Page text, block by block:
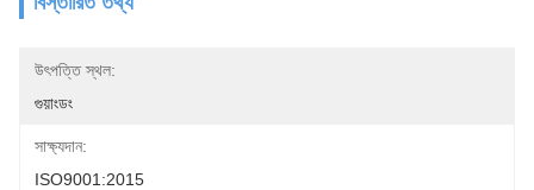
উৎপত্তি স্থল:
গুয়াংডং
সাক্ষ্যদান:
ISO9001:2015